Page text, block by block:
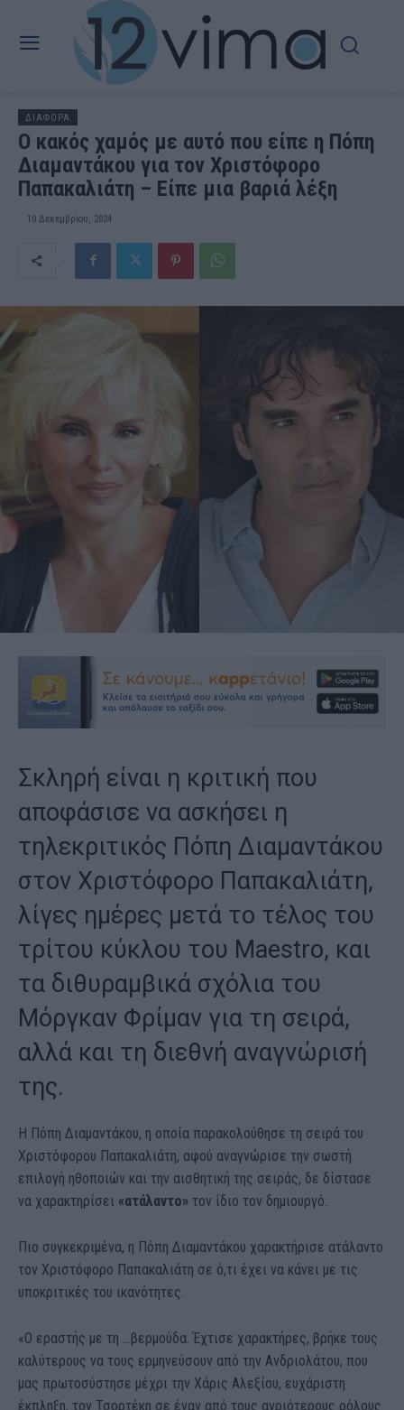
ΔΙΑΦΟΡΑ
Ο κακός χαμός με αυτό που είπε η Πόπη
Διαμαντάκου για τον Χριστόφορο
Παπακαλιάτη – Είπε μια βαριά λέξη
10 Δεκεμβρίου, 2024
Σκληρή είναι η κριτική που
αποφάσισε να ασκήσει η
τηλεκριτικός Πόπη Διαμαντάκου
στον Χριστόφορο Παπακαλιάτη,
λίγες ημέρες μετά το τέλος του
τρίτου κύκλου του Maestro, και
τα διθυραμβικά σχόλια του
Μόργκαν Φρίμαν για τη σειρά,
αλλά και τη διεθνή αναγνώρισή
της.
Η Πόπη Διαμαντάκου, η οποία παρακολούθησε τη σειρά του
Χριστόφορου Παπακαλιάτη, αφού αναγνώρισε την σωστή
επιλογή ηθοποιών και την αισθητική της σειράς, δε δίστασε
να χαρακτηρίσει «ατάλαντο» τον ίδιο τον δημιουργό.
Πιο συγκεκριμένα, η Πόπη Διαμαντάκου χαρακτήρισε ατάλαντο
τον Χριστόφορο Παπακαλιάτη σε ό,τι έχει να κάνει με τις
υποκριτικές του ικανότητες.
«Ο εραστής με τη …βερμούδα. Έχτισε χαρακτήρες, βρήκε τους
καλύτερους να τους ερμηνεύσουν από την Ανδριολάτου, που
μας πρωτοσύστησε μέχρι την Χάρις Αλεξίου, ευχάριστη
έκπληξη, τον Τσορτέκη σε έναν από τους αγριότερους ρόλους